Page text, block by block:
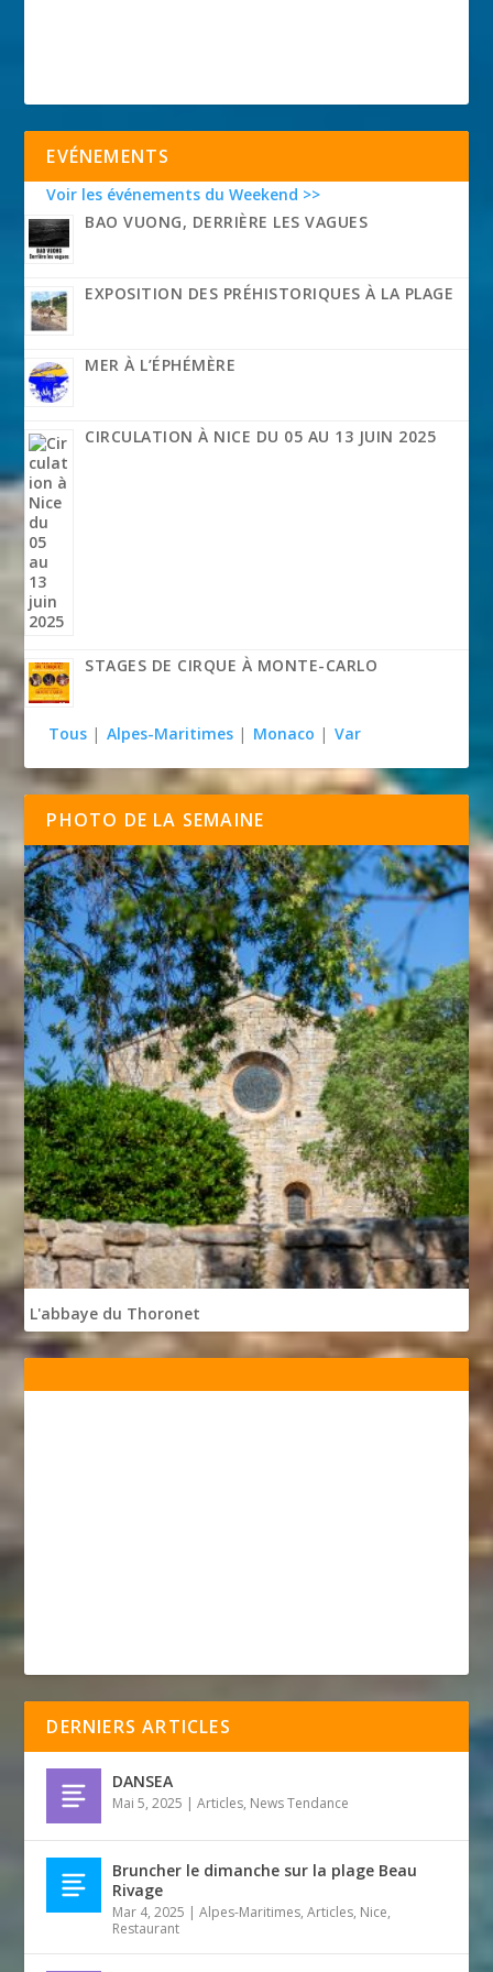
EVÉNEMENTS
Voir les événements du Weekend >>
BAO VUONG, DERRIÈRE LES VAGUES
EXPOSITION DES PRÉHISTORIQUES À LA PLAGE
MER À L’ÉPHÉMÈRE
CIRCULATION À NICE DU 05 AU 13 JUIN 2025
STAGES DE CIRQUE À MONTE-CARLO
Tous | Alpes-Maritimes | Monaco | Var
PHOTO DE LA SEMAINE
L'abbaye du Thoronet
DERNIERS ARTICLES
DANSEA
Mai 5, 2025 |Articles, News Tendance
Bruncher le dimanche sur la plage Beau
Rivage
Mar 4, 2025 |Alpes-Maritimes,Articles, Nice,
Restaurant